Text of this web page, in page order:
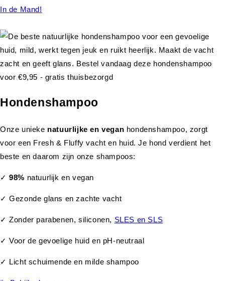
In de Mand!
Hondenshampoo
Onze unieke natuurlijke en vegan hondenshampoo, zorgt
voor een Fresh & Fluffy vacht en huid. Je hond verdient het
beste en daarom zijn onze shampoos:
✓98% natuurlijk en vegan
✓ Gezonde glans en zachte vacht
✓ Zonder parabenen, siliconen, SLES en SLS
✓ Voor de gevoelige huid en pH-neutraal
✓ Licht schuimende en milde shampoo